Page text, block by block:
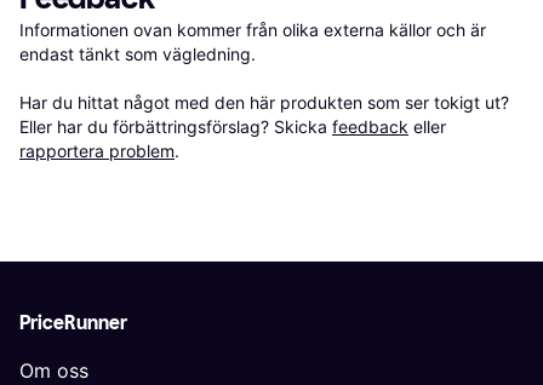
Informationen ovan kommer från olika externa källor och är
endast tänkt som vägledning.
Har du hittat något med den här produkten som ser tokigt ut?
Eller har du förbättringsförslag? Skicka feedback eller
rapportera problem.
PriceRunner
Om oss